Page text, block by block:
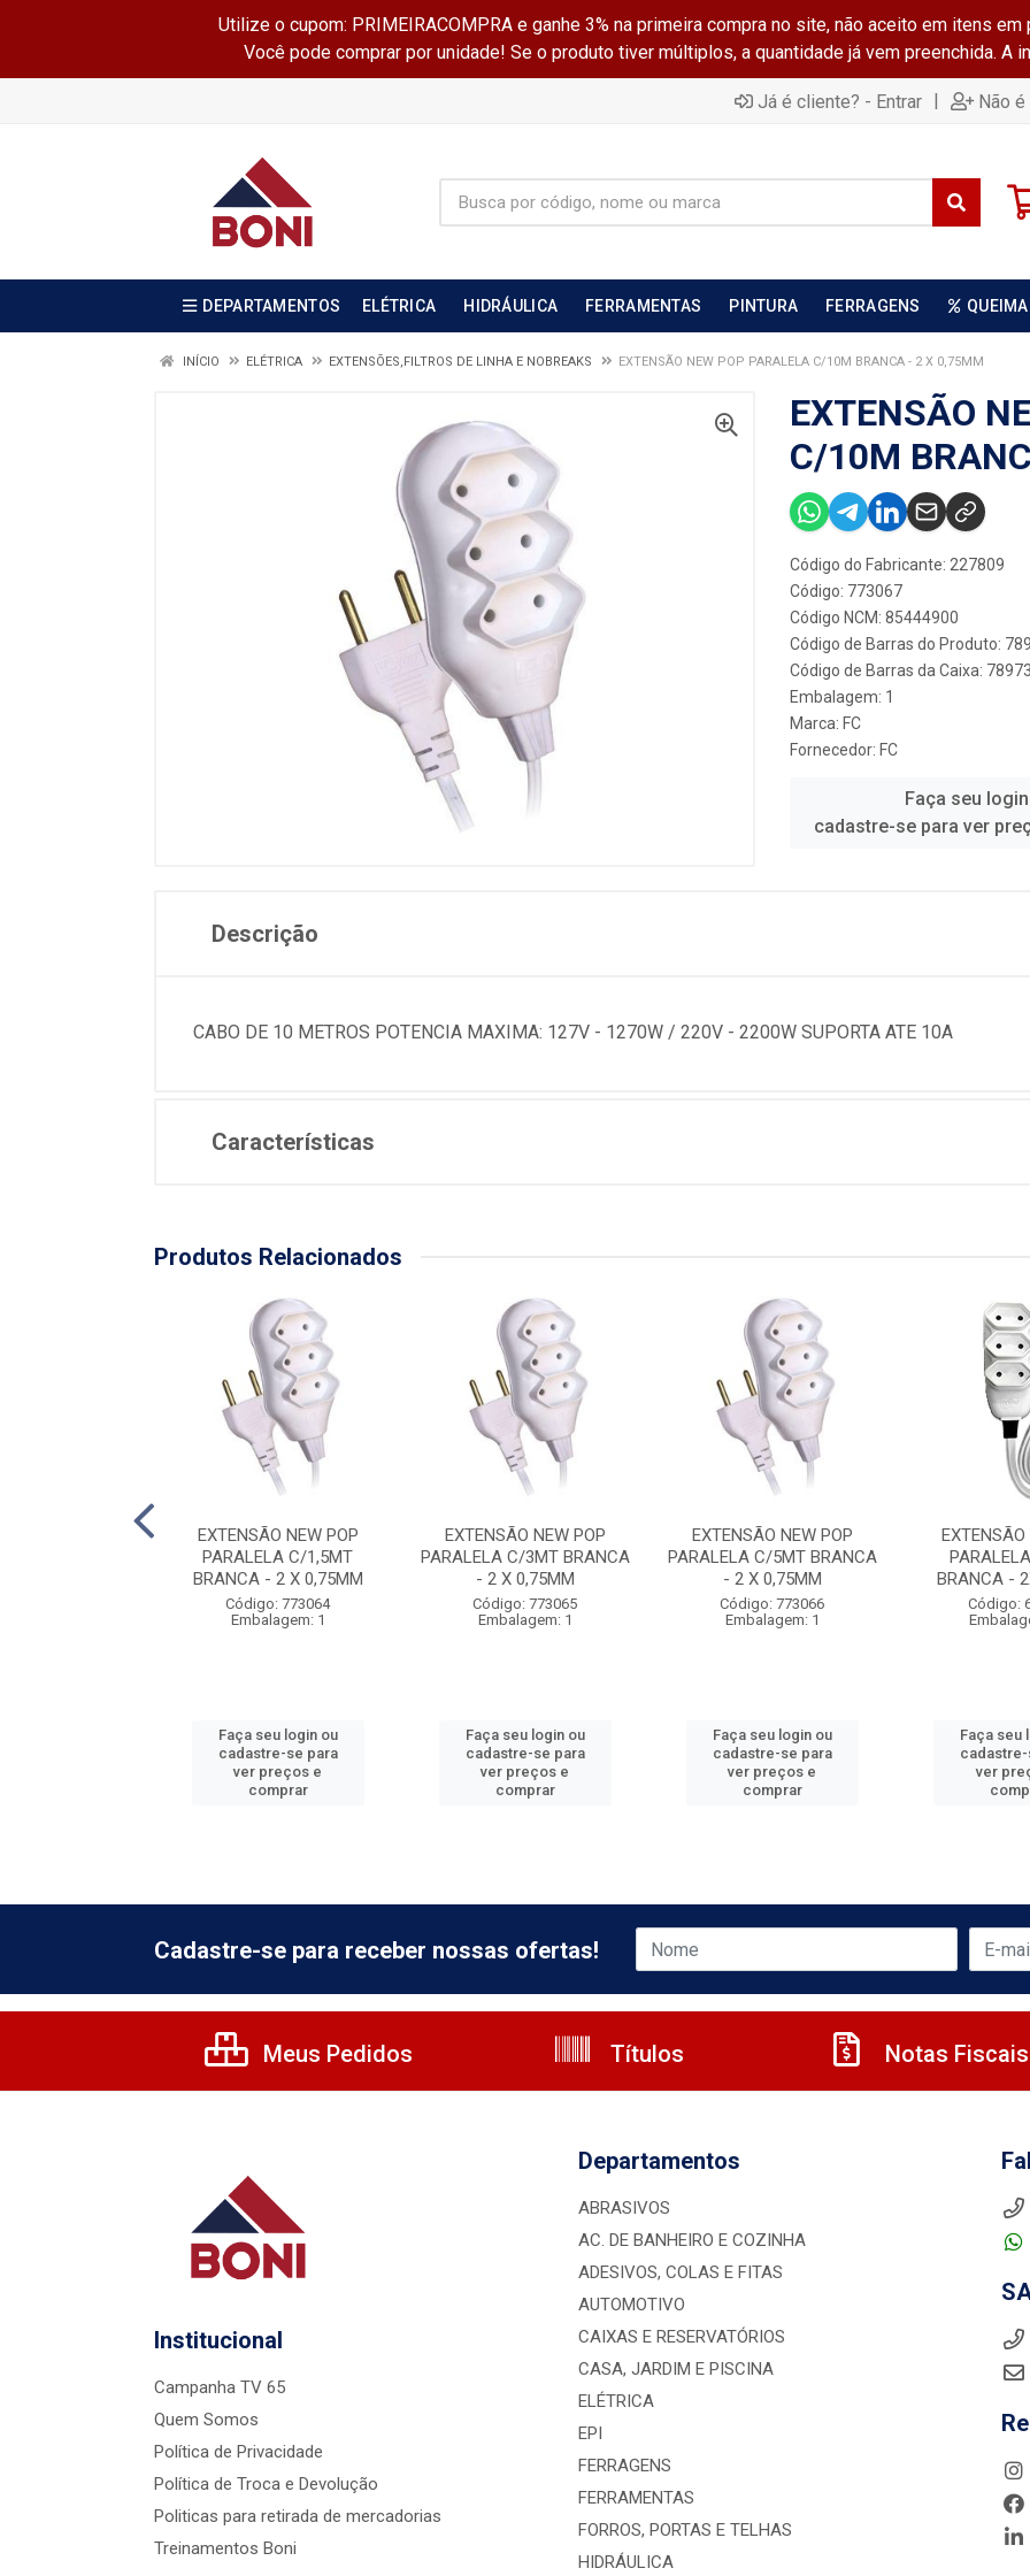
Utilize o cupom: PRIMEIRACOMPRA e ganhe 3% na primeira compra no site, não aceito em itens
Você pode comprar por unidade! Se o produto tiver múltiplos, a quantidade já vem preenchida. A
Já é cliente? - Entrar | Não
DEPARTAMENTOS ELÉTRICA HIDRÁULICA FERRAMENTAS PINTURA FERRAGENS
INÍCIO ELÉTRICA EXTENSÕES,FILTROS DE LINHA E NOBREAKS EXTENSÃO NEW POP PARALELA C/10M BRANCA - 2 X 0,75MM
EXTENSÃO
C/10M
Código do Fabricante: 227809
Código: 773067
Código NCM: 85444900
Código de Barras do Produto:
Código de Barras da Caixa:
Embalagem: 1
Marca: FC
Fornecedor: FC
Faça seu
cadastre-se para ver
Descrição
CABO DE 10 METROS POTENCIA MAXIMA: 127V - 1270W / 220V - 2200W SUPORTA ATE 10A
Características
Produtos Relacionados
EXTENSÃO NEW POP
PARALELA C/1,5MT
BRANCA - 2 X 0,75MM
Código: 773064
Embalagem: 1
Faça seu login ou
cadastre-se para
ver preços e
comprar
EXTENSÃO NEW POP
PARALELA C/3MT BRANCA
- 2 X 0,75MM
Código: 773065
Embalagem: 1
Faça seu login ou
cadastre-se para
ver preços e
comprar
EXTENSÃO NEW POP
PARALELA C/5MT BRANCA
- 2 X 0,75MM
Código: 773066
Embalagem: 1
Faça seu login ou
cadastre-se para
ver preços e
comprar
BRANCA -
Código:
Faça seu
ver
Cadastre-se para receber nossas ofertas!
Meus Pedidos Títulos Notas Fiscais
Institucional
Campanha TV 65
Quem Somos
Política de Privacidade
Política de Troca e Devolução
Politicas para retirada de mercadorias
Treinamentos Boni
Departamentos
ABRASIVOS
AC. DE BANHEIRO E COZINHA
ADESIVOS, COLAS E FITAS
AUTOMOTIVO
CAIXAS E RESERVATÓRIOS
CASA, JARDIM E PISCINA
ELÉTRICA
EPI
FERRAGENS
FERRAMENTAS
FORROS, PORTAS E TELHAS
HIDRÁULICA